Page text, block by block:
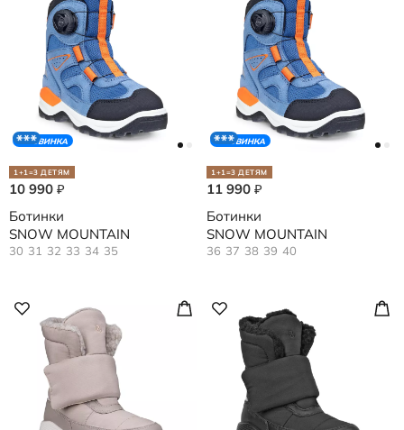
НОВИНКА
1+1=3 ДЕТЯМ
10 990 ₽
Ботинки
SNOW MOUNTAIN
30 31 32 33 34 35
НОВИНКА
1+1=3 ДЕТЯМ
11 990 ₽
Ботинки
SNOW MOUNTAIN
36 37 38 39 40